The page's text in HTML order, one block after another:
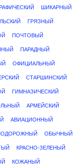
ШИКАРНЫЙ
ГРЯЗНЫЙ
ПОЧТОВЫЙ
ПАРАДНЫЙ
ОФИЦИАЛЬНЫЙ
СТАРШИНСКИЙ
ГИМНАЗИЧЕСКИЙ
АРМЕЙСКИЙ
АВИАЦИОННЫЙ
ОБЫЧНЫЙ
КРАСНО-ЗЕЛЕНЫЙ
КОЖАНЫЙ